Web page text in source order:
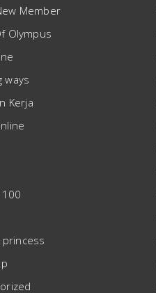
Member
Olympus
ways
Kerja